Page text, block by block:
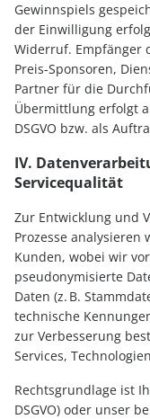
Gewinnspiels
der Einwilligung
Widerruf. Empfänger
Preis-Sponsoren,
Partner für die
Übermittlung erfolgt
DSGVO bzw. als
IV.
Servicequalität
Zur Entwicklung und
Prozesse
Kunden, wobei wir
pseudonymisierte
Daten (z. B.
technische
zur Verbesserung
Services,
Rechtsgrundlage ist
DSGVO) oder unser